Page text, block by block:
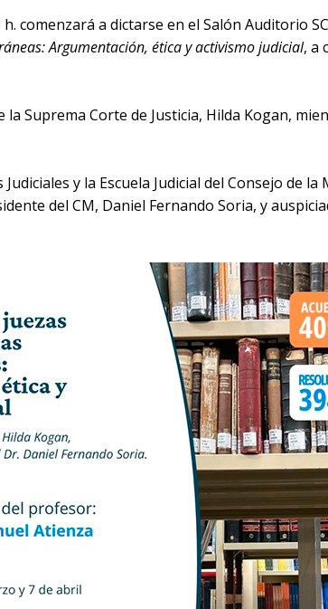
h. comenzará a dictarse en el Salón Auditorio
Argumentación, ética y activismo judicial, a
Suprema Corte de Justicia, Hilda Kogan,
y la Escuela Judicial del Consejo de
del CM, Daniel Fernando Soria, y